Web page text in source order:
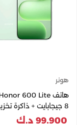
هونر
جيجابايت ) - أخضر
99.900 د.ك